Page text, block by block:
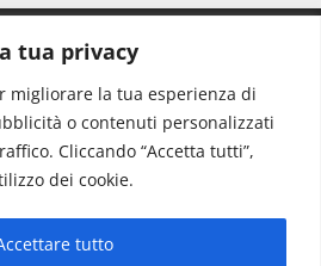
tua privacy
migliorare la tua esperienza di
o contenuti personalizzati
Cliccando “Accetta tutti”,
dei cookie.
tutto
info@www.martinasera.it